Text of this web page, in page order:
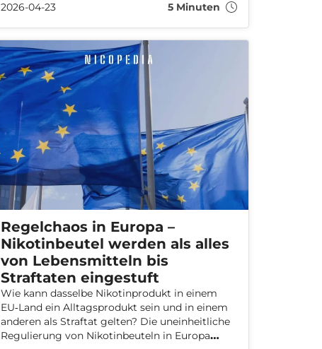
Betrugsbekämpfungsamtes OLAF zeigen, dass
Verbraucher:innenschutz, die öffentliche
Gesundheit und das Vertrauen in die
Regulierung.
2026-04-23 5 Minuten
Regelchaos in Europa –
Nikotinbeutel werden als alles
von Lebensmitteln bis
Straftaten eingestuft
Wie kann dasselbe Nikotinprodukt in einem
EU‑Land ein Alltagsprodukt sein und in einem
anderen als Straftat gelten? Die uneinheitliche
Regulierung von Nikotinbeuteln in Europa